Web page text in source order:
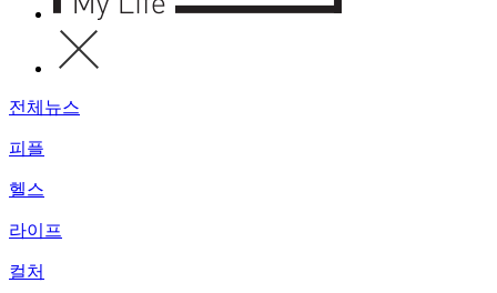
전체뉴스
피플
헬스
라이프
컬처